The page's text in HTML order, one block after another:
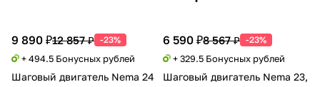
9 890 ₽12 857 ₽ -23%
+ 494.5 Бонусных рублей
Шаговый двигатель Nema 24
6 590 ₽8 567 ₽ -23%
+ 329.5 Бонусных рублей
Шаговый двигатель Nema 23,